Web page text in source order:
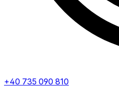
+40 735 090 810